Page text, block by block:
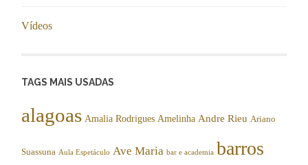
Vídeos
TAGS MAIS USADAS
alagoas Amalia Rodrigues Amelinha Andre Rieu Ariano
Suassuna Aula Espetáculo Ave Maria bar e academia barros